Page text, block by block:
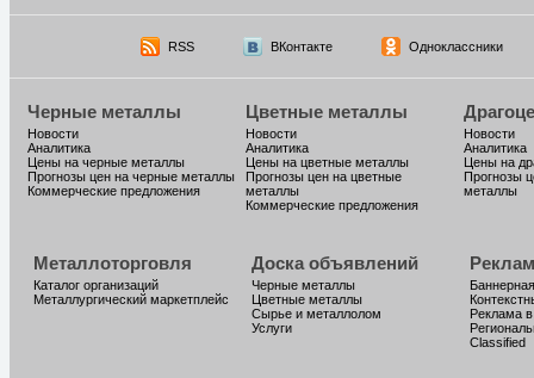
RSS ВКонтакте Одноклассники
Черные металлы
Новости
Аналитика
Цены на черные металлы
Прогнозы цен на черные металлы
Коммерческие предложения
Цветные металлы
Новости
Аналитика
Цены на цветные металлы
Прогнозы цен на цветные
металлы
Коммерческие предложения
Новости
Аналитика
Цены на
Прогнозы
металлы
Металлоторговля
Каталог организаций
Металлургический маркетплейс
Доска объявлений
Черные металлы
Цветные металлы
Сырье и металлолом
Услуги
Реклама
Classified